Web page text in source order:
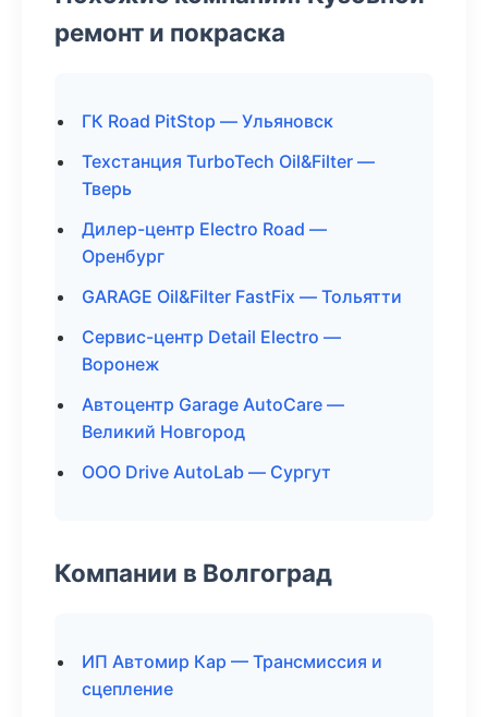
ремонт и покраска
ГК Road PitStop — Ульяновск
Техстанция TurboTech Oil&Filter —
Тверь
Дилер-центр Electro Road —
Оренбург
GARAGE Oil&Filter FastFix — Тольятти
Сервис-центр Detail Electro —
Воронеж
Автоцентр Garage AutoCare —
Великий Новгород
ООО Drive AutoLab — Сургут
Компании в Волгоград
ИП Автомир Кар — Трансмиссия и
сцепление